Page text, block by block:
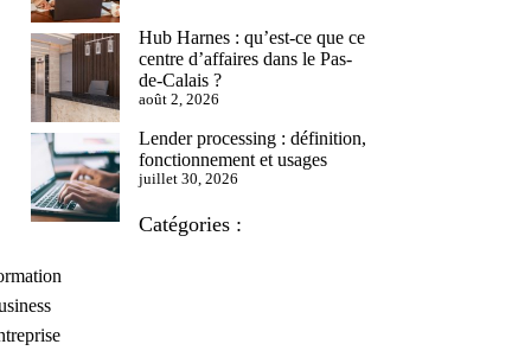
Hub Harnes : qu’est-ce que ce
centre d’affaires dans le Pas-
de-Calais ?
août 2, 2026
Lender processing : définition,
fonctionnement et usages
juillet 30, 2026
Catégories :